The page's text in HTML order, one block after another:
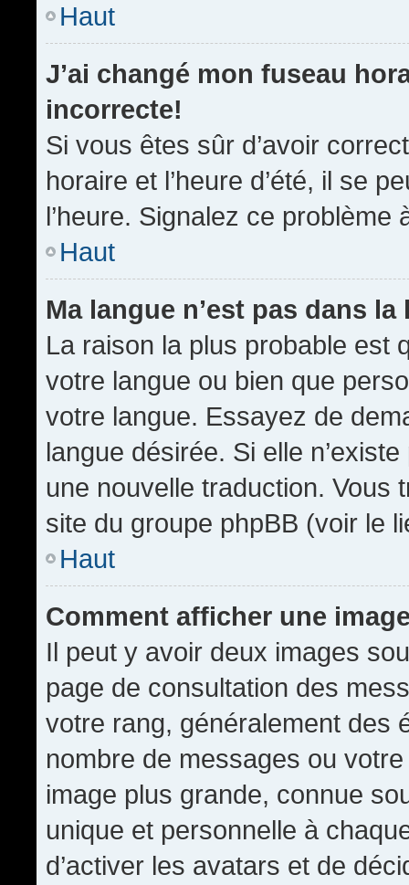
Haut
J’ai changé mon fuseau
incorrecte!
Si vous êtes sûr d’avoir
horaire et l’heure d’été, il se
l’heure. Signalez ce problème
Haut
Ma langue n’est pas dans la
La raison la plus probable est
votre langue ou bien que
votre langue. Essayez de
langue désirée. Si elle
une nouvelle traduction. Vous
site du groupe phpBB (voir le
Haut
Comment afficher une
Il peut y avoir deux images
page de consultation des
votre rang, généralement des
nombre de messages ou
image plus grande, connue
unique et personnelle à
d’activer les avatars et de